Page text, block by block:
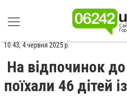
10:43, 4 червня 2025 р.
На відпочинок
поїхали 46 дітей